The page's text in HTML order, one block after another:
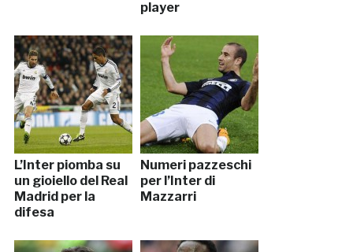
player
L’Inter piomba su
un gioiello del Real
Madrid per la
difesa
Numeri pazzeschi
per l’Inter di
Mazzarri